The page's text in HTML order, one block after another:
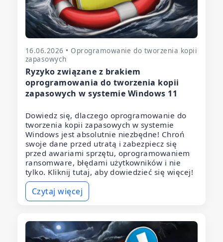
16.06.2026 • Oprogramowanie do tworzenia kopii
zapasowych
Ryzyko związane z brakiem
oprogramowania do tworzenia kopii
zapasowych w systemie Windows 11
Dowiedz się, dlaczego oprogramowanie do
tworzenia kopii zapasowych w systemie
Windows jest absolutnie niezbędne! Chroń
swoje dane przed utratą i zabezpiecz się
przed awariami sprzętu, oprogramowaniem
ransomware, błędami użytkowników i nie
tylko. Kliknij tutaj, aby dowiedzieć się więcej!
Czytaj więcej